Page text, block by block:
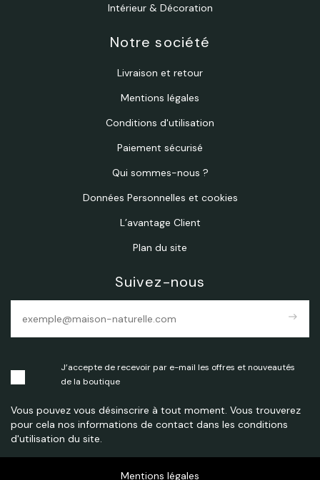
Intérieur & Décoration
Notre société
Livraison et retour
Mentions légales
Conditions d'utilisation
Paiement sécurisé
Qui sommes-nous ?
Données Personnelles et cookies
L’avantage Client
Plan du site
Suivez-nous
east
J’accepte de recevoir par e-mail les offres et nouveautés
de la boutique
Vous pouvez vous désinscrire à tout moment. Vous trouverez
pour cela nos informations de contact dans les conditions
d'utilisation du site.
Mentions légales